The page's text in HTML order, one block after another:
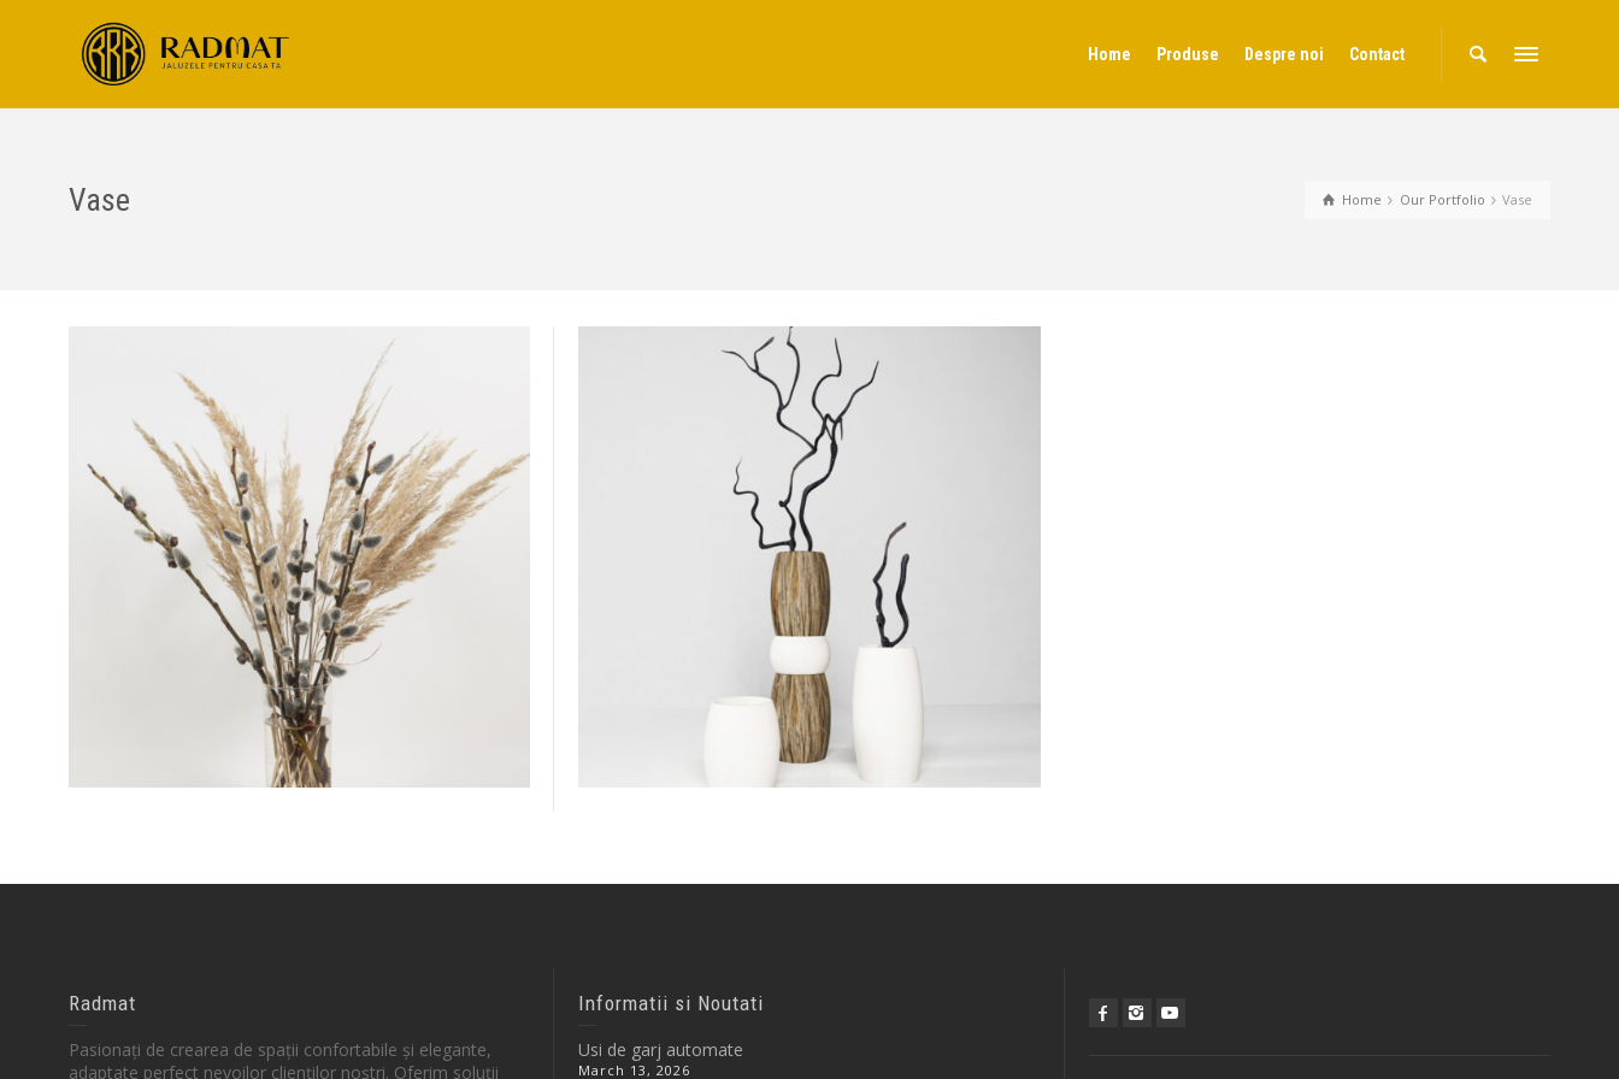
Home Produse Despre noi Contact
Home Our Portfolio Vase
Vase
Portfolio Item With Custom Layout 2 Portfolio Item With Custom Layout 3
Radmat
Pasionați de crearea de spații confortabile și elegante,
adaptate perfect nevoilor clienților noștri. Oferim soluții
Informatii si Noutati
Usi de garj automate
March 13, 2026